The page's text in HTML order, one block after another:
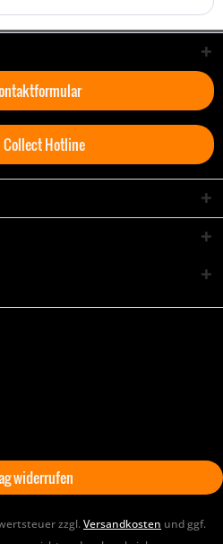
Hotline
widerrufen
zzgl.Versandkosten und ggf.